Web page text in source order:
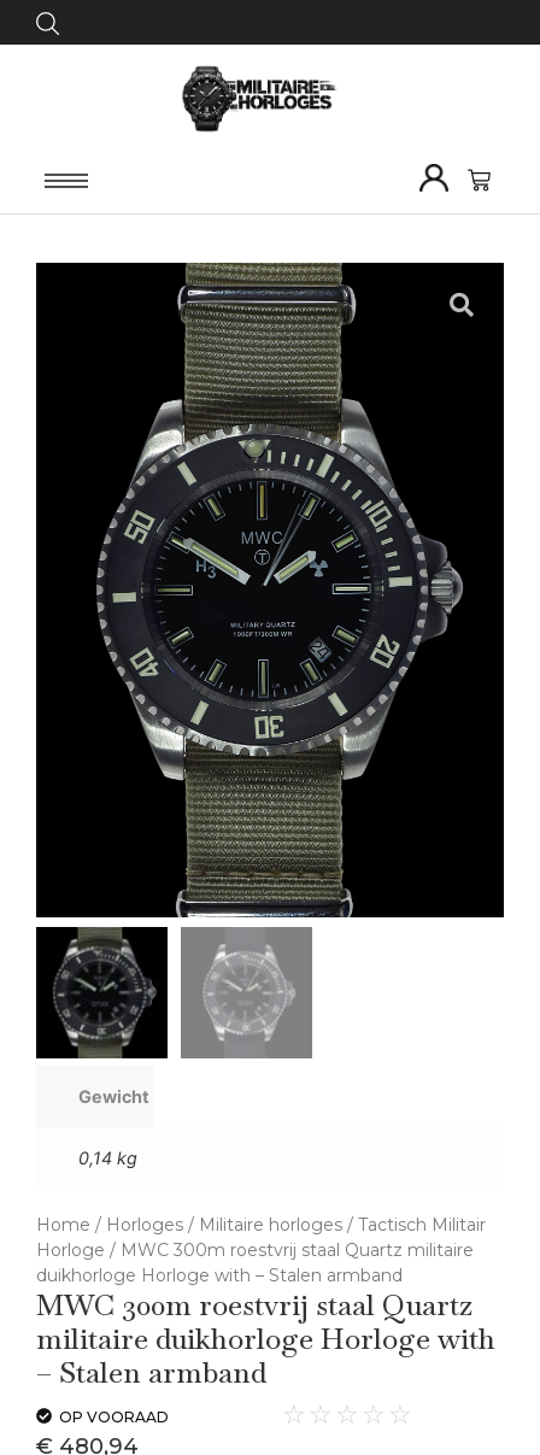
Gewicht
0,14 kg
Home / Horloges / Militaire horloges / Tactisch Militair
Horloge / MWC 300m roestvrij staal Quartz militaire
duikhorloge Horloge with – Stalen armband
MWC 300m roestvrij staal Quartz
militaire duikhorloge Horloge with
– Stalen armband
OP VOORAAD ☆ ☆ ☆ ☆ ☆
€ 480,94